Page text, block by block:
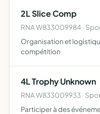
2L Slice Comp
RNA W833009984 ·
Organisation et
compétition
4L Trophy Unknown
RNA W833009933 ·
Participer à des